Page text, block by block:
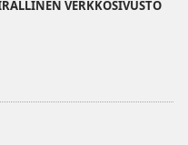
VERKKOSIVUSTO